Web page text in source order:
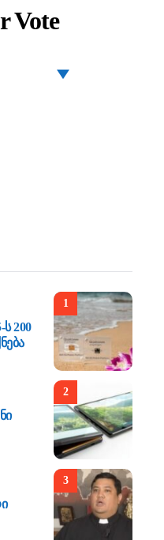
Vote
1
200
2
3